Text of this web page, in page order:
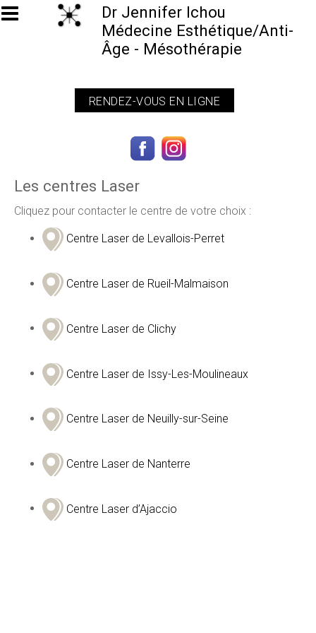
Aller au contenu principalDr Jennifer Ichou
Médecine Esthétique/Anti-
Âge - Mésothérapie
RENDEZ-VOUS EN LIGNE
Les centres Laser
Cliquez pour contacter le centre de votre choix :
Centre Laser de Levallois-Perret
Centre Laser de Rueil-Malmaison
Centre Laser de Clichy
Centre Laser de Issy-Les-Moulineaux
Centre Laser de Neuilly-sur-Seine
Centre Laser de Nanterre
Centre Laser d’Ajaccio